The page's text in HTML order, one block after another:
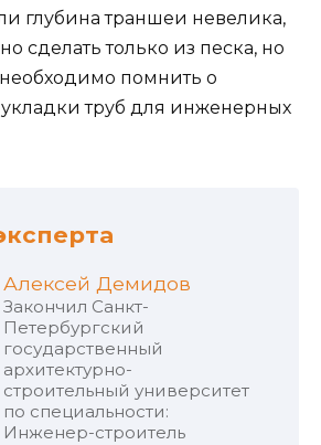
глубина траншеи невелика,
сделать только из песка, но
помнить о
труб для инженерных
Алексей Демидов
Закончил Санкт-
Петербургский
государственный
архитектурно-
строительный университет
по специальности:
Инженер-строитель